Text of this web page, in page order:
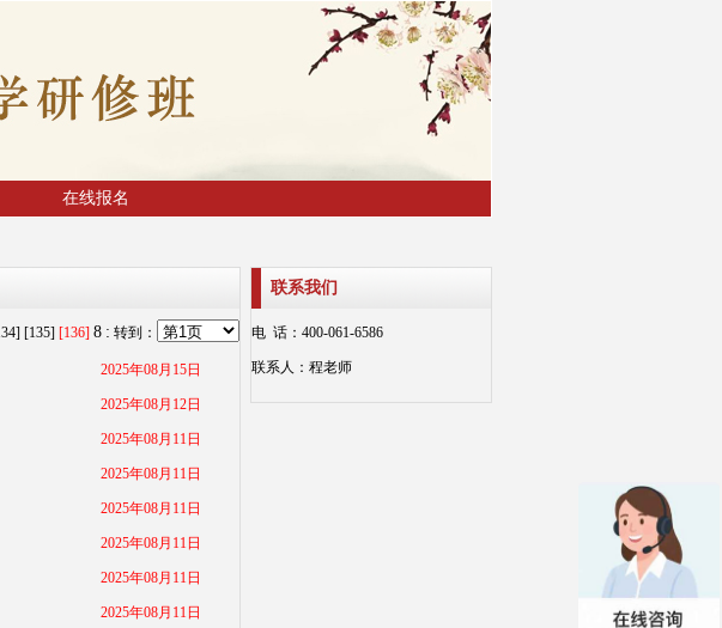
在线报名
[135] [136] 8 : 转到：
2025年08月15日
2025年08月12日
2025年08月11日
2025年08月11日
2025年08月11日
2025年08月11日
2025年08月11日
2025年08月11日
联系我们
电 话：400-061-6586
联系人：程老师